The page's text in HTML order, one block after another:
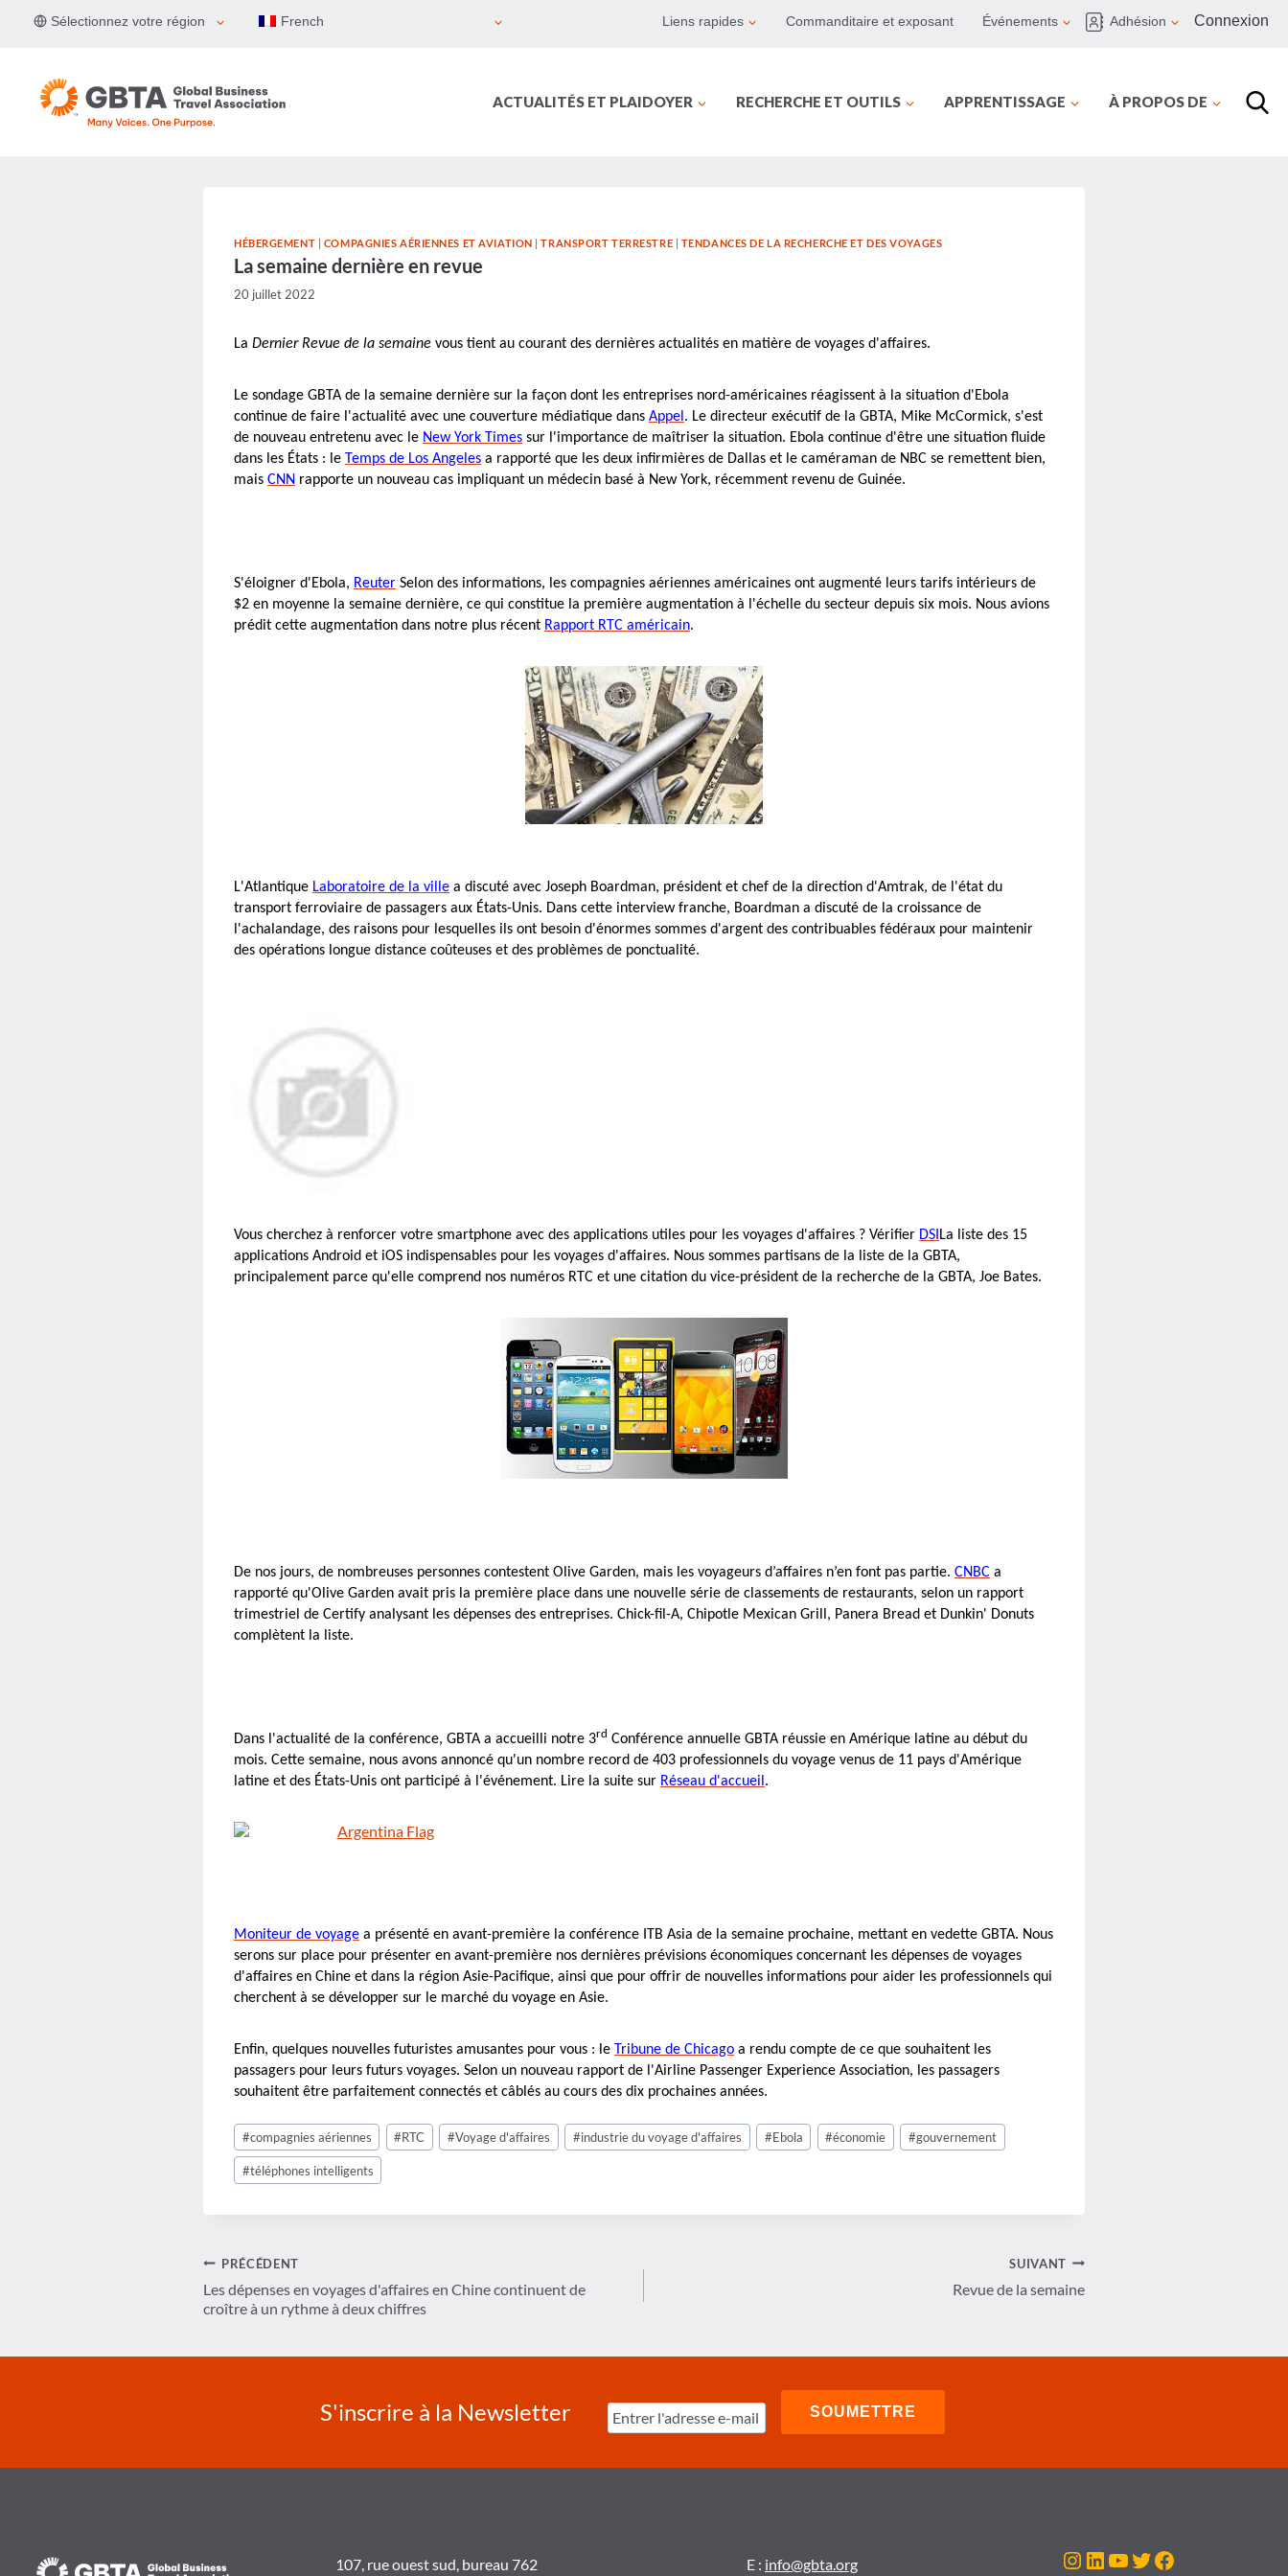
Sélectionnez votre région French Liens rapides Commanditaire et exposant Événements Adhésion Connexion
ACTUALITÉS ET PLAIDOYER RECHERCHE ET OUTILS APPRENTISSAGE À PROPOS DE
HÉBERGEMENT | COMPAGNIES AÉRIENNES ET AVIATION |TRANSPORT TERRESTRE | TENDANCES DE LA RECHERCHE ET DES VOYAGES
La semaine dernière en revue
20 juillet 2022
La Dernier Revue de la semaine vous tient au courant des dernières actualités en matière de voyages d'affaires.
Le sondage GBTA de la semaine dernière sur la façon dont les entreprises nord-américaines réagissent à la situation d'Ebola
continue de faire l'actualité avec une couverture médiatique dans Appel. Le directeur exécutif de la GBTA, Mike McCormick, s'est
de nouveau entretenu avec le New York Times sur l'importance de maîtriser la situation. Ebola continue d'être une situation fluide
dans les États : le Temps de Los Angeles a rapporté que les deux infirmières de Dallas et le caméraman de NBC se remettent bien,
mais CNN rapporte un nouveau cas impliquant un médecin basé à New York, récemment revenu de Guinée.
S'éloigner d'Ebola, Reuter Selon des informations, les compagnies aériennes américaines ont augmenté leurs tarifs intérieurs de
$2 en moyenne la semaine dernière, ce qui constitue la première augmentation à l'échelle du secteur depuis six mois. Nous avions
prédit cette augmentation dans notre plus récent Rapport RTC américain.
L'Atlantique Laboratoire de la ville a discuté avec Joseph Boardman, président et chef de la direction d'Amtrak, de l'état du
transport ferroviaire de passagers aux États-Unis. Dans cette interview franche, Boardman a discuté de la croissance de
l'achalandage, des raisons pour lesquelles ils ont besoin d'énormes sommes d'argent des contribuables fédéraux pour maintenir
des opérations longue distance coûteuses et des problèmes de ponctualité.
Vous cherchez à renforcer votre smartphone avec des applications utiles pour les voyages d'affaires ? Vérifier DSILa liste des 15
applications Android et iOS indispensables pour les voyages d'affaires. Nous sommes partisans de la liste de la GBTA,
principalement parce qu'elle comprend nos numéros RTC et une citation du vice-président de la recherche de la GBTA, Joe Bates.
De nos jours, de nombreuses personnes contestent Olive Garden, mais les voyageurs d’affaires n’en font pas partie. CNBC a
rapporté qu'Olive Garden avait pris la première place dans une nouvelle série de classements de restaurants, selon un rapport
trimestriel de Certify analysant les dépenses des entreprises. Chick-fil-A, Chipotle Mexican Grill, Panera Bread et Dunkin' Donuts
complètent la liste.
Dans l'actualité de la conférence, GBTA a accueilli notre 3rd Conférence annuelle GBTA réussie en Amérique latine au début du
mois. Cette semaine, nous avons annoncé qu'un nombre record de 403 professionnels du voyage venus de 11 pays d'Amérique
latine et des États-Unis ont participé à l'événement. Lire la suite sur Réseau d'accueil.
Moniteur de voyage a présenté en avant-première la conférence ITB Asia de la semaine prochaine, mettant en vedette GBTA. Nous
serons sur place pour présenter en avant-première nos dernières prévisions économiques concernant les dépenses de voyages
d'affaires en Chine et dans la région Asie-Pacifique, ainsi que pour offrir de nouvelles informations pour aider les professionnels qui
cherchent à se développer sur le marché du voyage en Asie.
Enfin, quelques nouvelles futuristes amusantes pour vous : le Tribune de Chicago a rendu compte de ce que souhaitent les
passagers pour leurs futurs voyages. Selon un nouveau rapport de l'Airline Passenger Experience Association, les passagers
souhaitent être parfaitement connectés et câblés au cours des dix prochaines années.
Étiquettes
de
la
publication :
#compagnies aériennes #RTC #Voyage d'affaires #industrie du voyage d'affaires #Ebola #économie #gouvernement
#téléphones intelligents
Navigation
de
l’article
PRÉCÉDENT
Les dépenses en voyages d'affaires en Chine continuent de
croître à un rythme à deux chiffres
SUIVANT
Revue de la semaine
S'inscrire à la Newsletter
107, rue ouest sud, bureau 762
E : info@gbta.org Instagram
LinkedIn
YouTube
Twitter
Facebook